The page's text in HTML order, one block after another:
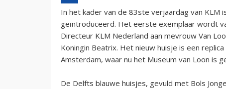
In het kader van de 83ste verjaardag van KLM
geïntroduceerd. Het eerste exemplaar wordt
Directeur KLM Nederland aan mevrouw Van
Koningin Beatrix. Het nieuw huisje is een
Amsterdam, waar nu het Museum van Loon is
De Delfts blauwe huisjes, gevuld met Bols